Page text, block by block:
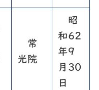
常
光院
昭
和62
年9
月30
日